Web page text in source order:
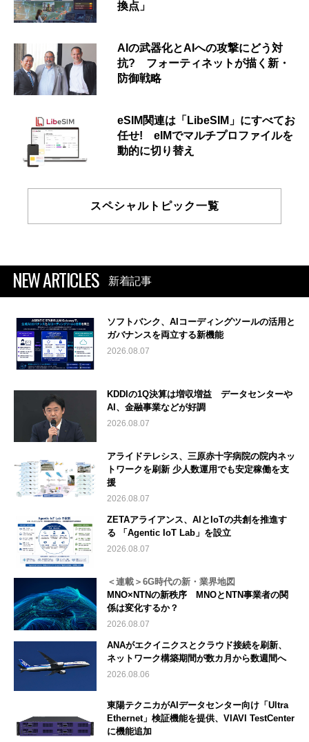
換点」
AIの武器化とAIへの攻撃にどう対
抗? フォーティネットが描く新・
防御戦略
eSIM関連は「LibeSIM」にすべてお
任せ! eIMでマルチプロファイルを
動的に切り替え
スペシャルトピック一覧
NEW ARTICLES 新着記事
ソフトバンク、AIコーディングツールの活用と
ガバナンスを両立する新機能
2026.08.07
KDDIの1Q決算は増収増益 データセンターや
AI、金融事業などが好調
2026.08.07
アライドテレシス、三原赤十字病院の院内ネッ
トワークを刷新 少人数運用でも安定稼働を支
援
2026.08.07
ZETAアライアンス、AIとIoTの共創を推進す
る 「Agentic IoT Lab」を設立
2026.08.07
＜連載＞6G時代の新・業界地図
MNO×NTNの新秩序 MNOとNTN事業者の関
係は変化するか？
2026.08.07
ANAがエクイニクスとクラウド接続を刷新、
ネットワーク構築期間が数カ月から数週間へ
2026.08.06
東陽テクニカがAIデータセンター向け「Ultra
Ethernet」検証機能を提供、VIAVI TestCenter
に機能追加